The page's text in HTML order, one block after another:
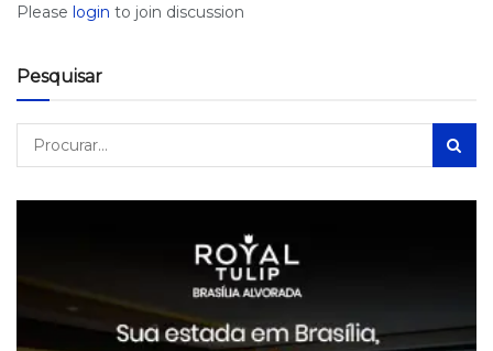
Please login to join discussion
Pesquisar